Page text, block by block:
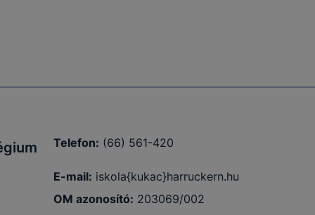
Telefon: (66) 561-420
E-mail: iskola{kukac}harruckern.hu
OM azonosító: 203069/002
a